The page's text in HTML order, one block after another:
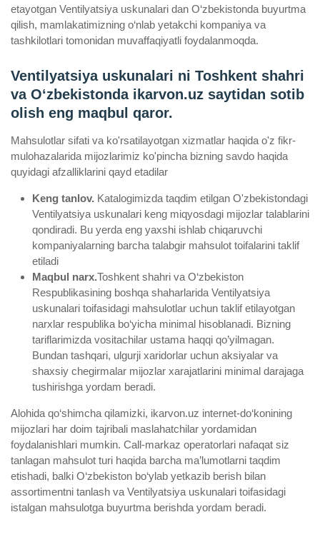
etayotgan Ventilyatsiya uskunalari dan O‘zbekistonda buyurtma
qilish, mamlakatimizning o‘nlab yetakchi kompaniya va
tashkilotlari tomonidan muvaffaqiyatli foydalanmoqda.
Ventilyatsiya uskunalari ni Toshkent shahri
va Oʻzbekistonda ikarvon.uz saytidan sotib
olish eng maqbul qaror.
Mahsulotlar sifati va ko'rsatilayotgan xizmatlar haqida o'z fikr-
mulohazalarida mijozlarimiz ko'pincha bizning savdo haqida
quyidagi afzalliklarini qayd etadilar
Keng tanlov. Katalogimizda taqdim etilgan O'zbekistondagi
Ventilyatsiya uskunalari keng miqyosdagi mijozlar talablarini
qondiradi. Bu yerda eng yaxshi ishlab chiqaruvchi
kompaniyalarning barcha talabgir mahsulot toifalarini taklif
etiladi
Maqbul narx.Toshkent shahri va O‘zbekiston
Respublikasining boshqa shaharlarida Ventilyatsiya
uskunalari toifasidagi mahsulotlar uchun taklif etilayotgan
narxlar respublika bo‘yicha minimal hisoblanadi. Bizning
tariflarimizda vositachilar ustama haqqi qo’yilmagan.
Bundan tashqari, ulgurji xaridorlar uchun aksiyalar va
shaxsiy chegirmalar mijozlar xarajatlarini minimal darajaga
tushirishga yordam beradi.
Alohida qo‘shimcha qilamizki, ikarvon.uz internet-do‘konining
mijozlari har doim tajribali maslahatchilar yordamidan
foydalanishlari mumkin. Call-markaz operatorlari nafaqat siz
tanlagan mahsulot turi haqida barcha ma’lumotlarni taqdim
etishadi, balki O‘zbekiston bo‘ylab yetkazib berish bilan
assortimentni tanlash va Ventilyatsiya uskunalari toifasidagi
istalgan mahsulotga buyurtma berishda yordam beradi.